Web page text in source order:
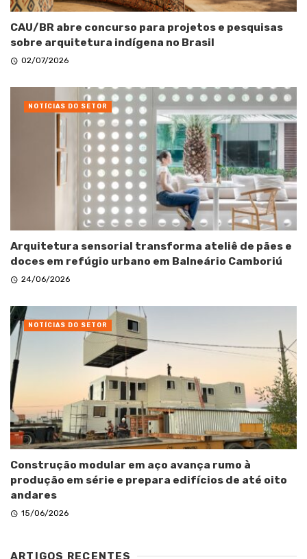
CAU/BR abre concurso para projetos e pesquisas
sobre arquitetura indígena no Brasil
02/07/2026
Arquitetura sensorial transforma ateliê de pães e
doces em refúgio urbano em Balneário Camboriú
24/06/2026
NOTÍCIAS DO SETOR
Construção modular em aço avança rumo à
produção em série e prepara edifícios de até oito
andares
15/06/2026
NOTÍCIAS DO SETOR
ARTIGOS RECENTES